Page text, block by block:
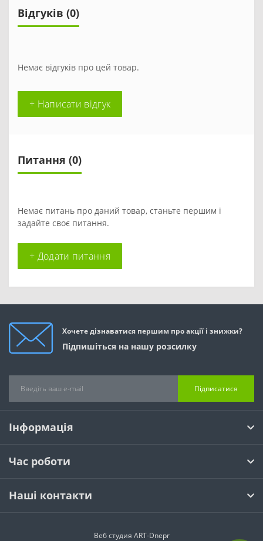
Відгуків (0)
Немає відгуків про цей товар.
+ Написати відгук
Питання (0)
Немає питань про даний товар, станьте першим і
задайте своє питання.
+ Додати питання
Хочете дізнаватися першим про акції і знижки?
Підпишіться на нашу розсилку
Підписатися
Інформація
Час роботи
Наші контакти
Веб студия ART-Dnepr